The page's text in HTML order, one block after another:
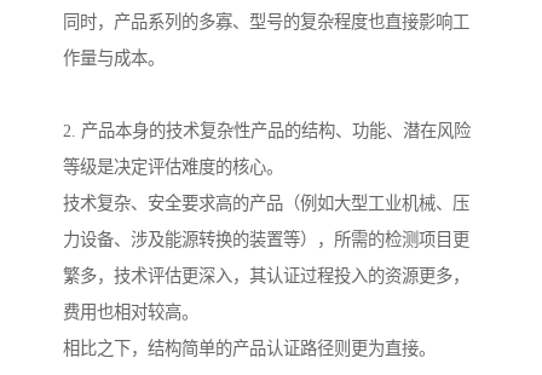
同时，产品系列的多寡、型号的复杂程度也直接影响工
作量与成本。
2. 产品本身的技术复杂性产品的结构、功能、潜在风险
等级是决定评估难度的核心。
技术复杂、安全要求高的产品（例如大型工业机械、压
力设备、涉及能源转换的装置等），所需的检测项目更
繁多，技术评估更深入，其认证过程投入的资源更多，
费用也相对较高。
相比之下，结构简单的产品认证路径则更为直接。